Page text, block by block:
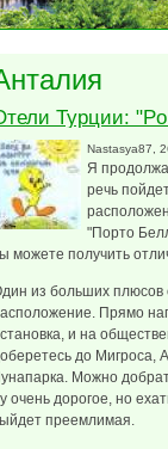
Турции:
Nastasya87 ,
Я
речь
"Порто
можете получить
из больших плюсов
Прямо
и на
до Мигроса,
Можно
очень дорогое, но
преемлимая.